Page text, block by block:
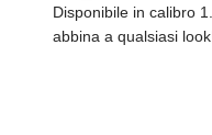
Disponibile in calibro
abbina a qualsiasi